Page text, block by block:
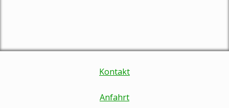
Kontakt
Anfahrt